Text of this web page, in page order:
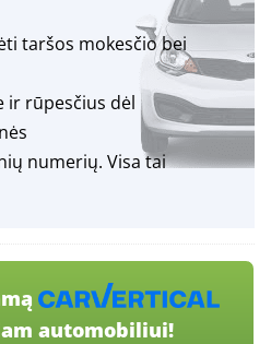
taršos mokesčio bei
ir rūpesčius dėl
numerių. Visa tai
automobiliui!